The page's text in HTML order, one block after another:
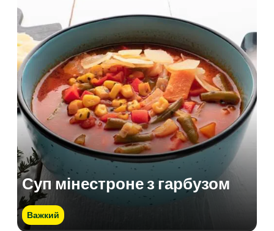
Суп мінестроне з гарбузом
Важкий